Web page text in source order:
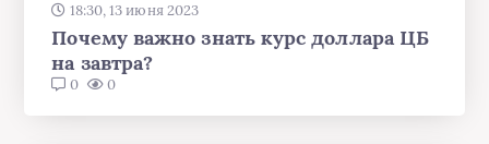
18:30, 13 июня 2023
Почему важно знать курс доллара ЦБ
на завтра?
0 0